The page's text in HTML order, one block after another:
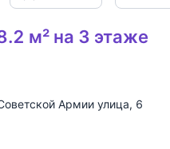
м² на 3 этаже
Армии улица, 6